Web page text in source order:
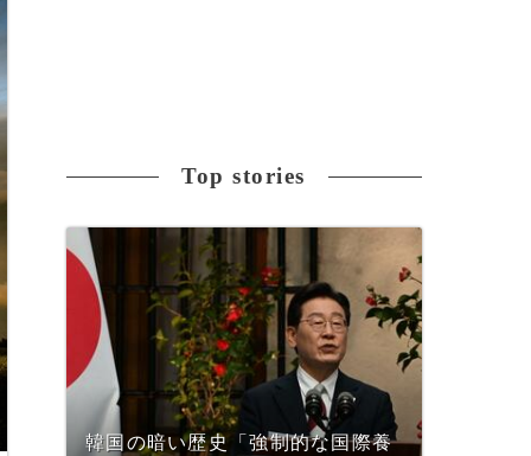
Top stories
韓国の暗い歴史「強制的な国際養